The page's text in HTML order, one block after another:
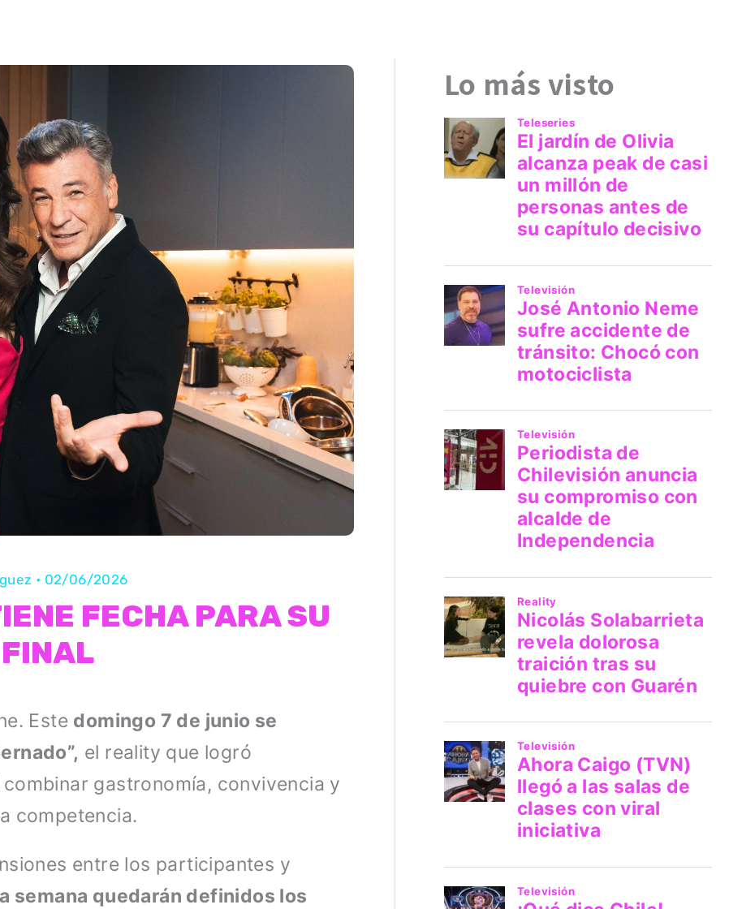
• 02/06/2026
FECHA PARA SU
Este domingo 7 de junio se
el reality que logró
gastronomía, convivencia y
competencia.
entre los participantes y
semana quedarán definidos los
Lo más visto